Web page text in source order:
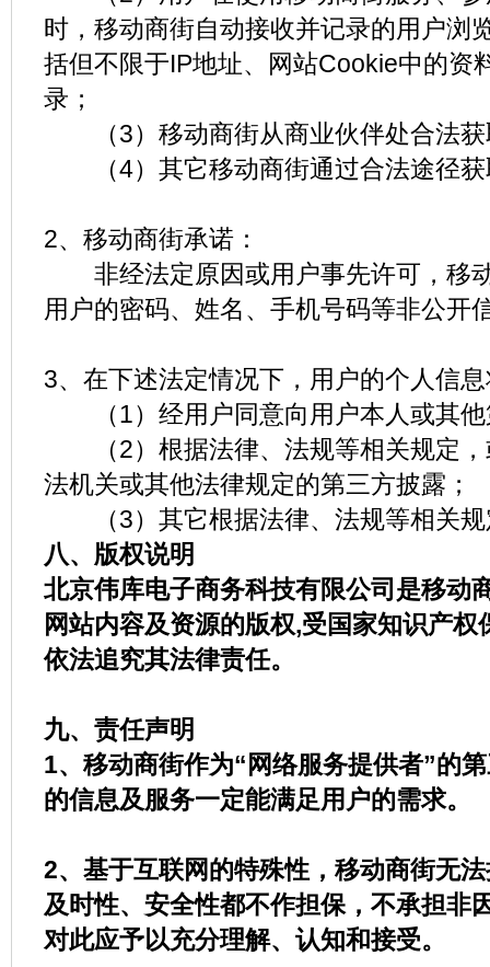
时，移动商街自动接收并记录的用户浏
括但不限于IP地址、网站Cookie中的资
录；
（3）移动商街从商业伙伴处合法获
（4）其它移动商街通过合法途径获
2、移动商街承诺：
非经法定原因或用户事先许可，移
用户的密码、姓名、手机号码等非公开
3、在下述法定情况下，用户的个人信
（1）经用户同意向用户本人或其他
（2）根据法律、法规等相关规定，
法机关或其他法律规定的第三方披露；
（3）其它根据法律、法规等相关规
八、版权说明
北京伟库电子商务科技有限公司是移动
网站内容及资源的版权,受国家知识产
依法追究其法律责任。
九、责任声明
1、移动商街作为“网络服务提供者”的
的信息及服务一定能满足用户的需求。
2、基于互联网的特殊性，移动商街无
及时性、安全性都不作担保，不承担非
对此应予以充分理解、认知和接受。